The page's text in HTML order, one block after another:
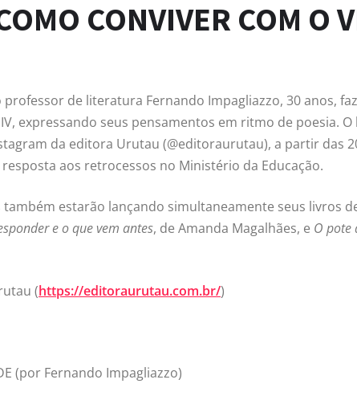
CONVIVER COM O
professor de literatura Fernando Impagliazzo, 30 anos,
expressando seus pensamentos em ritmo de poesia.
da editora Urutau (@editoraurutau), a partir das
aos retrocessos no Ministério da Educação.
estarão lançando simultaneamente seus livros
e o que vem antes, de Amanda Magalhães, e O pote
(https://editoraurutau.com.br/)
(por Fernando Impagliazzo)